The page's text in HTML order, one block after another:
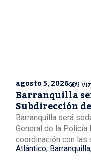
agosto 5, 2026 9
Barranquilla
Subdirección
Barranquilla será
General de la Policía
coordinación con las
Atlántico, Barranquilla,